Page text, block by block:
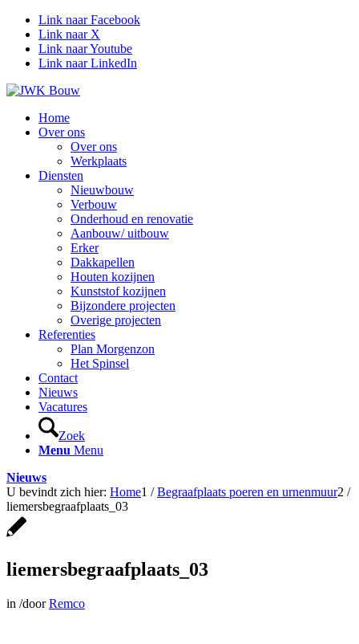
Link naar Facebook
Link naar X
Link naar Youtube
Link naar LinkedIn
Home
Over ons
Over ons
Werkplaats
Diensten
Nieuwbouw
Verbouw
Onderhoud en renovatie
Aanbouw/ uitbouw
Erker
Dakkapellen
Houten kozijnen
Kunststof kozijnen
Bijzondere projecten
Overige projecten
Referenties
Plan Morgenzon
Het Spinsel
Contact
Nieuws
Vacatures
Zoek
Menu Menu
Nieuws
U bevindt zich hier: Home1 / Begraafplaats poeren en urnenmuur2 /
liemersbegraafplaats_03
liemersbegraafplaats_03
in /doorRemco